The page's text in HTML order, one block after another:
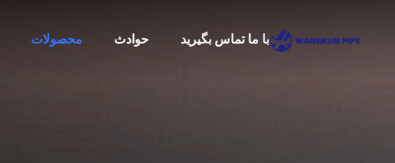
محصولات حوادث با ما تماس بگیرید